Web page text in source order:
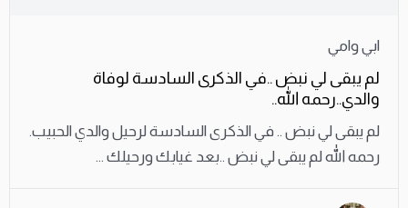
ابي وامي
لم يبقى لي نبض ..في الذكرى السادسة لوفاة
والدي..رحمه الله..
لم يبقى لي نبض .. في الذكرى السادسة لرحيل والدي الحبيب.
رحمه الله لم يبقى لي نبض ..بعد غيابك ورحيلك ...